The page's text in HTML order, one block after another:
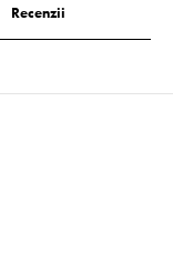
Recenzii